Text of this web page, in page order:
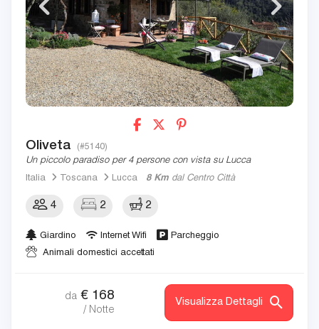
Oliveta (#5140)
Un piccolo paradiso per 4 persone con vista su Lucca
Italia
Toscana Lucca 8 Km dal Centro Città
4 2 2
Giardino Internet Wifi
Parcheggio
Animali domestici accettati
da € 168
/ Notte
Visualizza Dettagli